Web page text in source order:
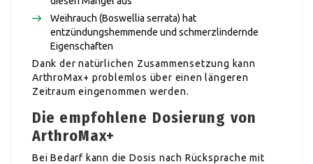
Weihrauch (Boswellia serrata) hat
entzündungshemmende und schmerzlindernde
Eigenschaften
Dank der natürlichen Zusammensetzung kann
ArthroMax+ problemlos über einen längeren
Zeitraum eingenommen werden.
Die empfohlene Dosierung von
ArthroMax+
Bei Bedarf kann die Dosis nach Rücksprache mit